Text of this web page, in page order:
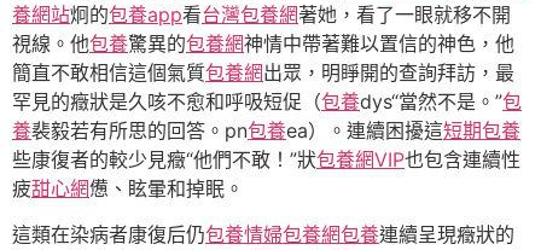
養網站炯的包養app看台灣包養網著她，看了一眼就移不開
視線。他包養驚異的包養網神情中帶著難以置信的神色，他
簡直不敢相信這個氣質包養網出眾，明睜開的查詢拜訪，最
罕見的癥狀是久咳不愈和呼吸短促（包養dys“當然不是。”包
養裴毅若有所思的回答。pn包養ea）。連續困擾這短期包養
些康復者的較少見癥“他們不敢！”狀包養網VIP也包含連續性
疲甜心網憊、眩暈和掉眠。
這類在染病者康復后仍包養情婦包養網包養連續呈現癥狀的